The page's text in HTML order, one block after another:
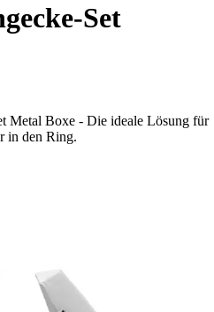
Set
Metal Boxe - Die ideale Lösung für
in den Ring.